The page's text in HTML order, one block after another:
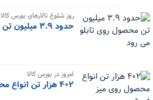
روز شلوغ تالارهای بورس کالا
حدود ۳.۹ میلیون تن محصول روی تابلو می رود
امروز در بورس کالا
۴۰۲ هزار تن انواع محصول روی میز فروش می رود